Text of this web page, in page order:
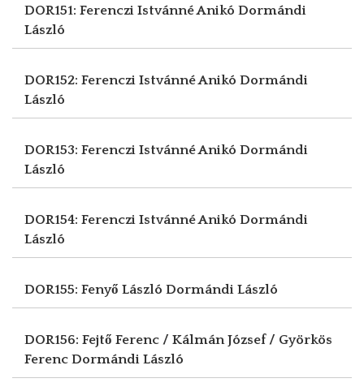
DOR151: Ferenczi Istvánné Anikó Dormándi
László
DOR152: Ferenczi Istvánné Anikó Dormándi
László
DOR153: Ferenczi Istvánné Anikó Dormándi
László
DOR154: Ferenczi Istvánné Anikó Dormándi
László
DOR155: Fenyő László Dormándi László
DOR156: Fejtő Ferenc / Kálmán József / Györkös
Ferenc Dormándi László